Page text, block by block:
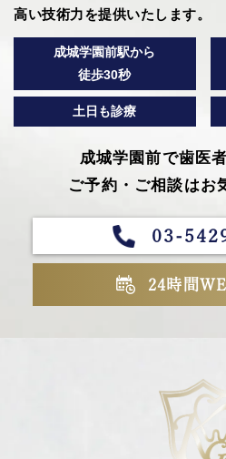
高い技術力を提供いたします。
成城学園前駅から
徒歩30秒
土日も診療
成城学園前で歯医
ご予約・ご相談はお
03-
24時間